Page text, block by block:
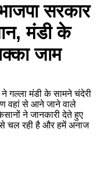
सरकार
मंडी के
जाम
गल्ला मंडी के सामने चंदेरी
वहां से आने जाने वाले
ने जानकारी देते हुए
चल रही है और हमें अनाज